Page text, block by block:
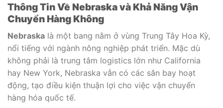
Thông Tin Về Nebraska và Khả Năng Vận
Chuyển Hàng Không
Nebraska là một bang nằm ở vùng Trung Tây Hoa Kỳ,
nổi tiếng với ngành nông nghiệp phát triển. Mặc dù
không phải là trung tâm logistics lớn như California
hay New York, Nebraska vẫn có các sân bay hoạt
động, tạo điều kiện thuận lợi cho việc vận chuyển
hàng hóa quốc tế.